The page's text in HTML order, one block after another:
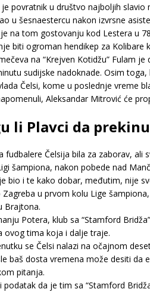
povratnik u društvo najboljih slavio
u šesnaestercu nakon izvrsne
na tom gostovanju kod Lestera u
biti ogroman hendikep za
na “Krejven Kotidžu” Fulam
sudijske nadoknade. Osim
Čelsi, kome u poslednje vreme
Aleksandar Mitrović će
li Plavci da
fudbalere Čelsija bila za zaborav,
šampiona, nakon pobede nad
bio i te kako dobar, međutim, nije
u prvom kolu Lige
Brajtona.
Potera, klub sa “Stamford
ovog tima koja i dalje traje.
se Čelsi nalazi na očajnom
baš dosta vremena može desiti da
pitanja.
podatak da je tim sa “Stamford